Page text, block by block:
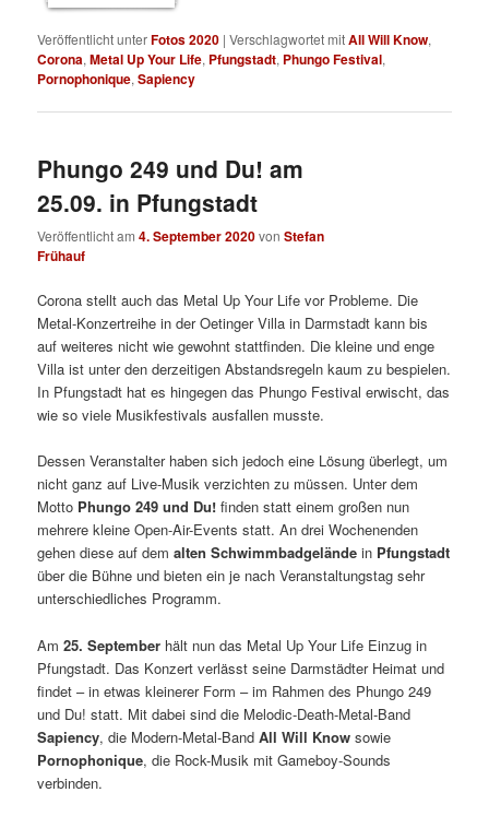
Veröffentlicht unterFotos 2020 |Verschlagwortet mitAll Will Know,
Corona,Metal Up Your Life, Pfungstadt, Phungo Festival,
Pornophonique,Sapiency
Phungo 249 und Du! am
25.09. in Pfungstadt
Veröffentlicht am4. September 2020vonStefan
Frühauf
Corona stellt auch das Metal Up Your Life vor Probleme. Die
Metal-Konzertreihe in der Oetinger Villa in Darmstadt kann bis
auf weiteres nicht wie gewohnt stattfinden. Die kleine und enge
Villa ist unter den derzeitigen Abstandsregeln kaum zu bespielen.
In Pfungstadt hat es hingegen das Phungo Festival erwischt, das
wie so viele Musikfestivals ausfallen musste.
Dessen Veranstalter haben sich jedoch eine Lösung überlegt, um
nicht ganz auf Live-Musik verzichten zu müssen. Unter dem
Motto Phungo 249 und Du! finden statt einem großen nun
mehrere kleine Open-Air-Events statt. An drei Wochenenden
gehen diese auf demalten Schwimmbadgelände in Pfungstadt
über die Bühne und bieten ein je nach Veranstaltungstag sehr
unterschiedliches Programm.
Am25. September hält nun das Metal Up Your Life Einzug in
Pfungstadt. Das Konzert verlässt seine Darmstädter Heimat und
findet – in etwas kleinerer Form – im Rahmen des Phungo 249
und Du! statt. Mit dabei sind die Melodic-Death-Metal-Band
Sapiency, die Modern-Metal-BandAll Will Know sowie
Pornophonique, die Rock-Musik mit Gameboy-Sounds
verbinden.